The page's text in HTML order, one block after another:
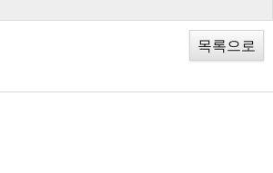
목록으로